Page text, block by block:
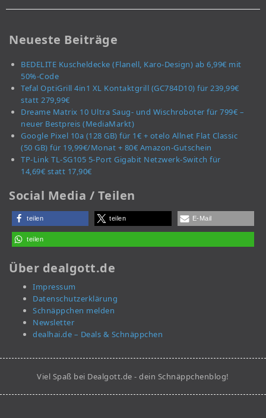
Neueste Beiträge
BEDELITE Kuscheldecke (Flanell, Karo-Design) ab 6,99€ mit
50%-Code
Tefal OptiGrill 4in1 XL Kontaktgrill (GC784D10) für 239,99€
statt 279,99€
Dreame Matrix 10 Ultra Saug- und Wischroboter für 799€ –
neuer Bestpreis (MediaMarkt)
Google Pixel 10a (128 GB) für 1€ + otelo Allnet Flat Classic
(50 GB) für 19,99€/Monat + 80€ Amazon-Gutschein
TP-Link TL-SG105 5-Port Gigabit Netzwerk-Switch für
14,69€ statt 17,90€
Social Media / Teilen
teilen teilen E-Mail
teilen
Über dealgott.de
Impressum
Datenschutzerklärung
Schnäppchen melden
Newsletter
dealhai.de – Deals & Schnäppchen
Viel Spaß bei Dealgott.de - dein Schnäppchenblog!